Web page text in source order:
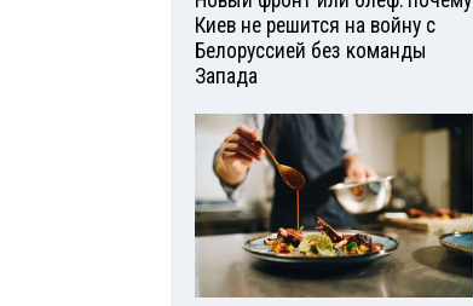
Киев не решится на войну с
Белоруссией без команды
Запада